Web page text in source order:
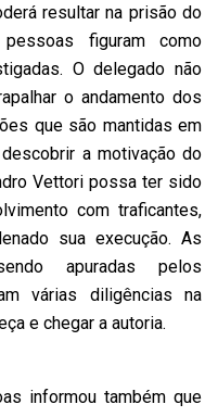
resultar na prisão do
figuram como
O delegado não
o andamento dos
que são mantidas em
a motivação do
Vettori possa ter sido
com traficantes,
sua execução. As
apuradas pelos
várias diligências na
e chegar a autoria.
informou também que